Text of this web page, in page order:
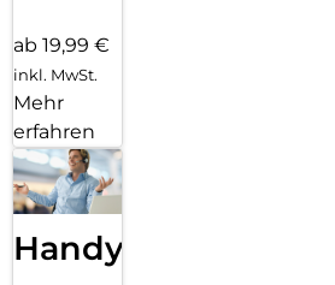
ab 19,99 €
inkl. MwSt.
Mehr
erfahren
Handy